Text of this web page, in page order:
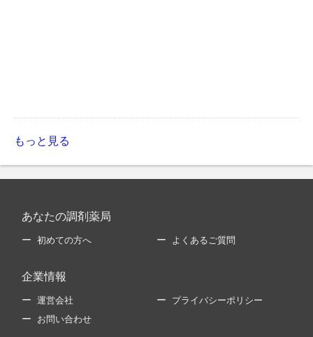
もっと見る
あなたの調剤薬局
初めての方へ よくあるご質問
企業情報
運営会社 プライバシーポリシー
お問い合わせ